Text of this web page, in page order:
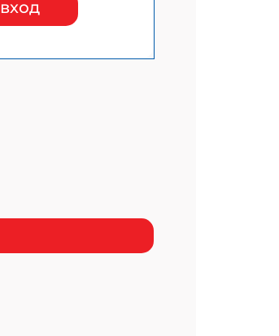
вход